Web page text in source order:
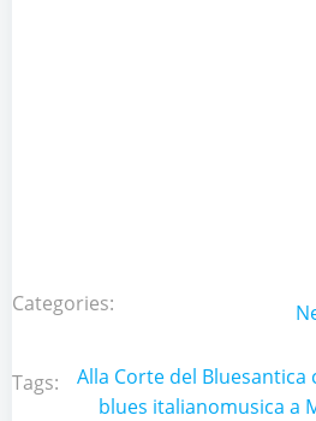
Categories:
Tags: Alla Corte del Bluesantica
blues italianomusica a